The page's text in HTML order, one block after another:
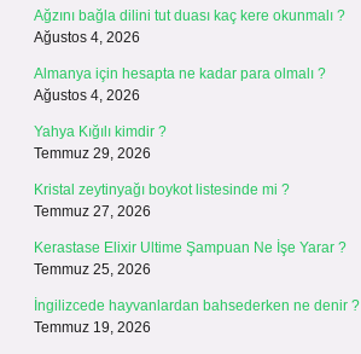
Ağzını bağla dilini tut duası kaç kere okunmalı ?
Ağustos 4, 2026
Almanya için hesapta ne kadar para olmalı ?
Ağustos 4, 2026
Yahya Kığılı kimdir ?
Temmuz 29, 2026
Kristal zeytinyağı boykot listesinde mi ?
Temmuz 27, 2026
Kerastase Elixir Ultime Şampuan Ne İşe Yarar ?
Temmuz 25, 2026
İngilizcede hayvanlardan bahsederken ne denir ?
Temmuz 19, 2026